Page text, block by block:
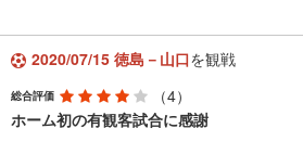
2020/07/15 徳島－山口を観戦
総合評価
（4）
ホーム初の有観客試合に感謝